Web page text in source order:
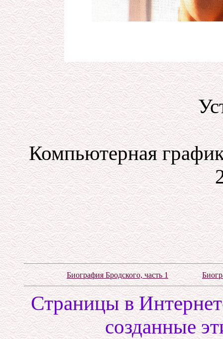
Компьютерная
Биография Бродского, часть 1
Cтраницы в
созданные